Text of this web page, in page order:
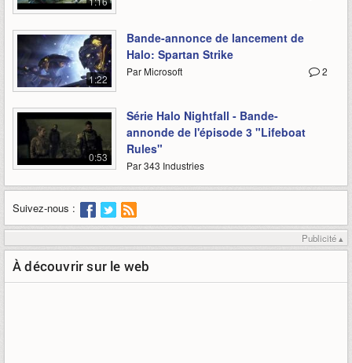
1:22
Bande-annonce de lancement de
Halo: Spartan Strike
2
Par Microsoft
0:53
Série Halo Nightfall - Bande-
annonde de l'épisode 3 "Lifeboat
Rules"
Par 343 Industries
Suivez-nous :
Publicité ▴
À découvrir sur le web